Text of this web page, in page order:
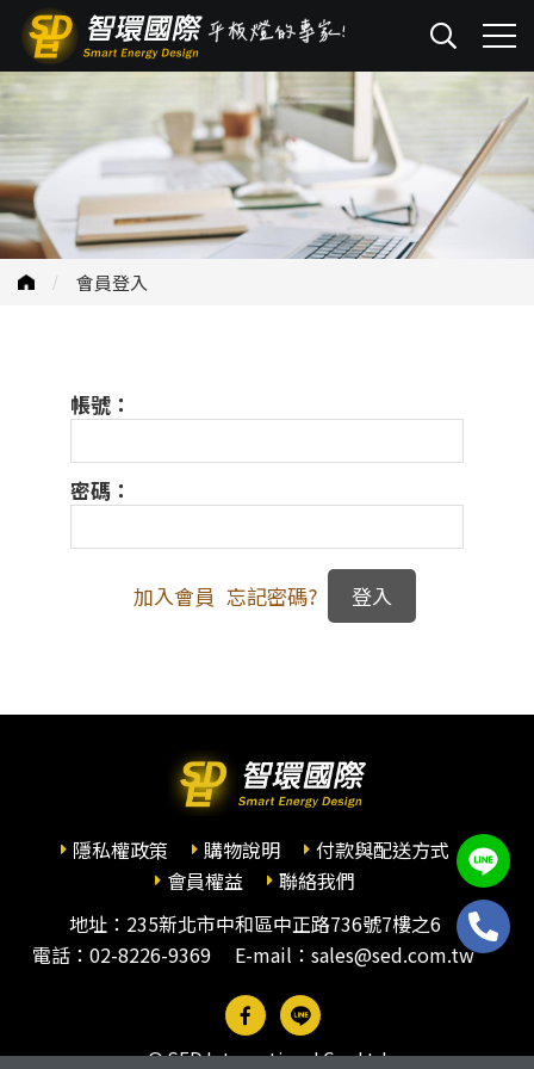
會員登入
帳號：
密碼：
加入會員 忘記密碼?
隱私權政策 購物說明
付款與配送方式
會員權益
聯絡我們
地址：235新北市中和區中正路736號7樓之6
電話： 02-8226-9369 E-mail：sales@sed.com.tw
© SED International Co., Ltd